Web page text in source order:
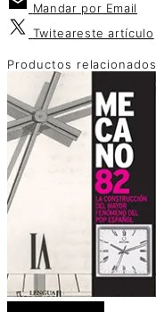
Mandar por Email
Twiteareste artículo
Productos relacionados